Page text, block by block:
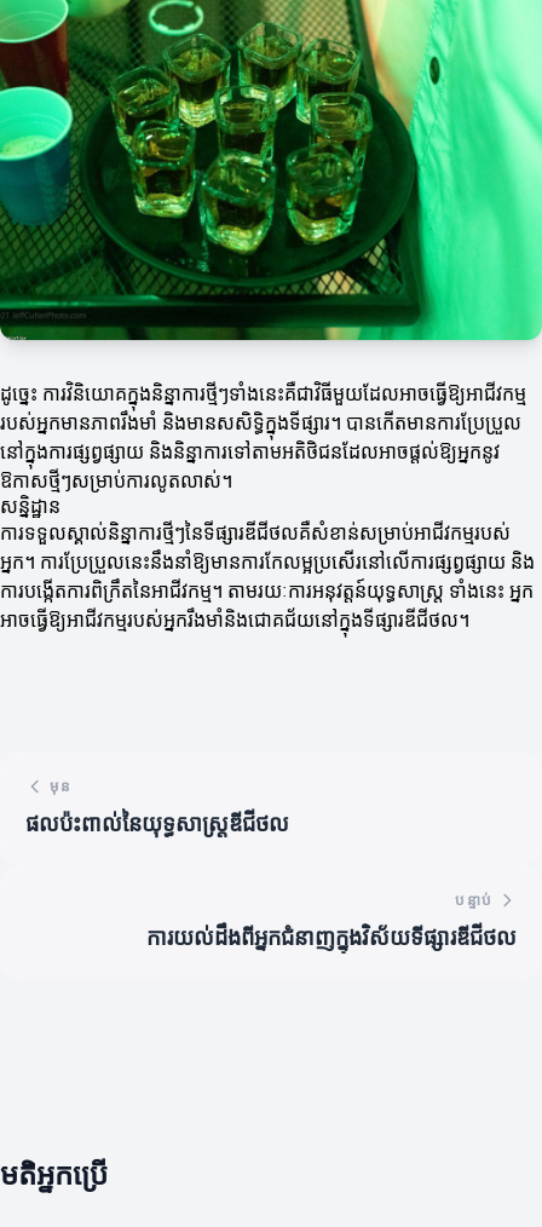
ដូច្នេះ ការវិនិយោគក្នុងនិន្នាការថ្មីៗទាំងនេះគឺជាវិធីមួយដែលអាចធ្វើឱ្យអាជីវកម្ម
របស់អ្នកមានភាពរឹងមាំ និងមានសសិទ្ធិក្នុងទីផ្សារ។ បានកើតមានការប្រែប្រួល
នៅក្នុងការផ្សព្វផ្សាយ និងនិន្នាការទៅតាមអតិថិជនដែលអាចផ្តល់ឱ្យអ្នកនូវ
ឱកាសថ្មីៗសម្រាប់ការលូតលាស់។
សន្និដ្ឋាន
ការទទួលស្គាល់និន្នាការថ្មីៗនៃទីផ្សារឌីជីថលគឺសំខាន់សម្រាប់អាជីវកម្មរបស់
អ្នក។ ការប្រែប្រួលនេះនឹងនាំឱ្យមានការកែលម្អប្រសើរនៅលើការផ្សព្វផ្សាយ និង
ការបង្កើតការពិក្រឹតនៃអាជីវកម្ម។ តាមរយៈការអនុវត្តន៍យុទ្ធសាស្ត្រ ទាំងនេះ អ្នក
អាចធ្វើឱ្យអាជីវកម្មរបស់អ្នករឹងមាំនិងជោគជ័យនៅក្នុងទីផ្សារឌីជីថល។
មុន
ផលប៉ះពាល់នៃយុទ្ធសាស្ត្រឌីជីថល
បន្ទាប់
ការយល់ដឹងពីអ្នកជំនាញក្នុងវិស័យទីផ្សារឌីជីថល
មតិអ្នកប្រើ